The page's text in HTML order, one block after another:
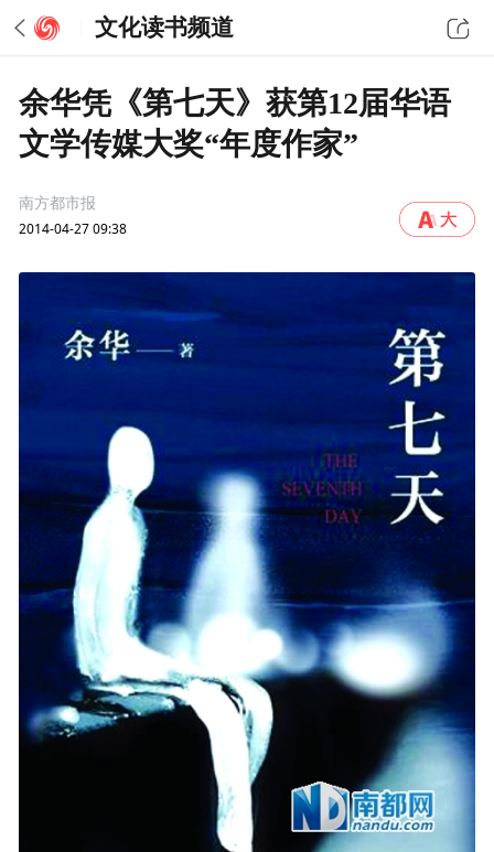
文化读书频道
余华凭《第七天》获第12届华语
文学传媒大奖“年度作家”
南方都市报
2014-04-27 09:38